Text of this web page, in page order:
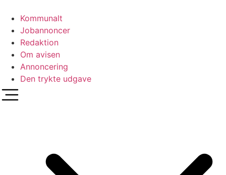
indhold
Kommunalt
Jobannoncer
Redaktion
Om avisen
Annoncering
Den trykte udgave